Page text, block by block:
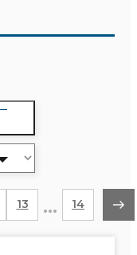
13 … 14